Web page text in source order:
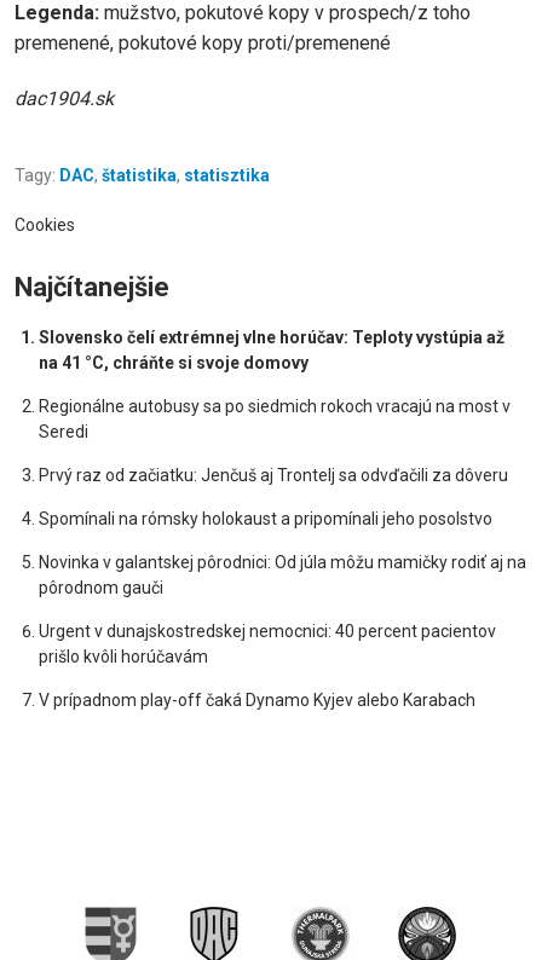
Legenda: mužstvo, pokutové kopy v prospech/z toho
premenené, pokutové kopy proti/premenené
dac1904.sk
Tagy: DAC, štatistika, statisztika
Cookies
Najčítanejšie
Slovensko čelí extrémnej vlne horúčav: Teploty vystúpia až
na 41 °C, chráňte si svoje domovy
Regionálne autobusy sa po siedmich rokoch vracajú na most v
Seredi
Prvý raz od začiatku: Jenčuš aj Trontelj sa odvďačili za dôveru
Spomínali na rómsky holokaust a pripomínali jeho posolstvo
Novinka v galantskej pôrodnici: Od júla môžu mamičky rodiť aj na
pôrodnom gauči
Urgent v dunajskostredskej nemocnici: 40 percent pacientov
prišlo kvôli horúčavám
V prípadnom play-off čaká Dynamo Kyjev alebo Karabach